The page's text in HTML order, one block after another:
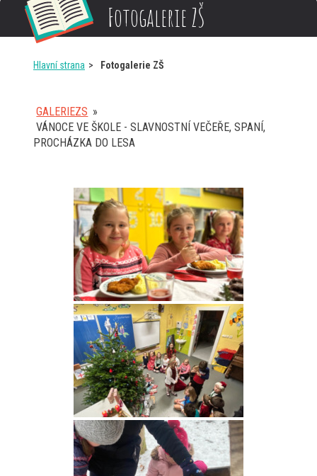
Fotogalerie ZŠ
Hlavní strana Fotogalerie ZŠ
GALERIEZS »
VÁNOCE VE ŠKOLE - SLAVNOSTNÍ VEČEŘE, SPANÍ,
PROCHÁZKA DO LESA